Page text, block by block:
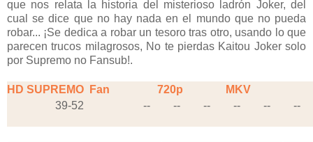
que nos relata la historia del misterioso ladrón Joker, del
cual se dice que no hay nada en el mundo que no pueda
robar... ¡Se dedica a robar un tesoro tras otro, usando lo que
parecen trucos milagrosos, No te pierdas Kaitou Joker solo
por Supremo no Fansub!.
HD SUPREMO Fan 720p
MKV
39-52
-- -- -- -- -- --